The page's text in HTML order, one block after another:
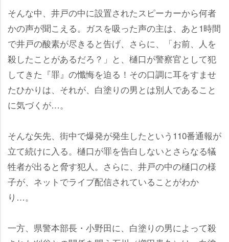
そんな中、井戸の中に設置されたスピーカーから何者
かの声が聞こえる。ガスを吸った声の主は、あと1時間
で井戸の酸素が尽きると告げ、さらに、「お前、人を
殺したことがあるだろ？」と、樋口が警察官として犯
してきた『罪』の懺悔を迫る！その口調に耳をすませ
たひかりは、それが、白塗りの男とは別人であること
に気づくが…。
そんな矢先、街中で爆発が発生したという110番通報が
立て続けに入る。樋口が罪を告白しないとさらなる犠
牲者が出ると脅す犯人。さらに、井戸の中の樋口の様
子が、ネットでライブ配信されていることがわか
り…。
一方、県警本部長・小野田に、白塗りの男によって殺